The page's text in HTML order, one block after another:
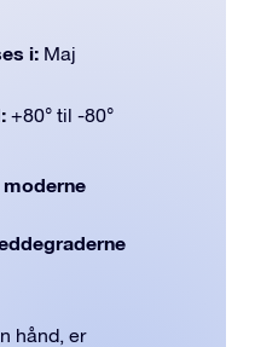
i: Maj
+80° til -80°
hånd, er